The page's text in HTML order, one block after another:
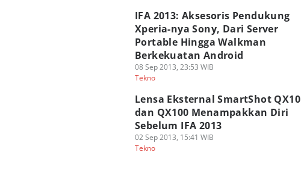
IFA 2013: Aksesoris Pendukung
Xperia-nya Sony, Dari Server
Portable Hingga Walkman
Berkekuatan Android
08 Sep 2013, 23:53 WIB
Tekno
Lensa Eksternal SmartShot QX10
dan QX100 Menampakkan Diri
Sebelum IFA 2013
02 Sep 2013, 15:41 WIB
Tekno